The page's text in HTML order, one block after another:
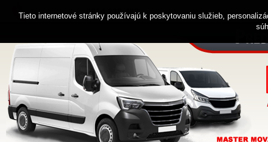
Zákaznícka linka 0914 238 482
Tieto internetové stránky používajú k poskytovaniu služieb,